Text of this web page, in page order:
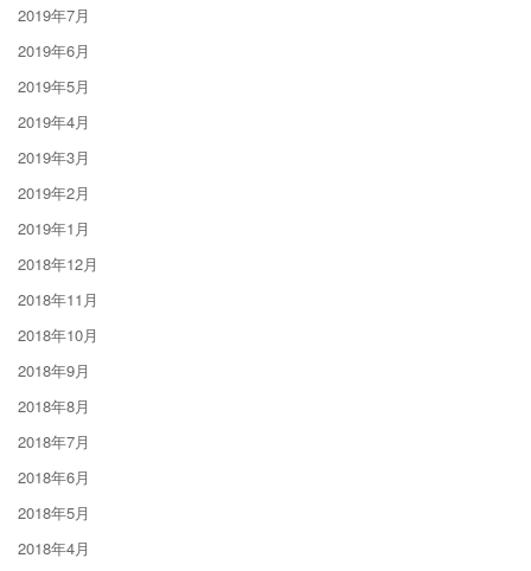
2019年7月
2019年6月
2019年5月
2019年4月
2019年3月
2019年2月
2019年1月
2018年12月
2018年11月
2018年10月
2018年9月
2018年8月
2018年7月
2018年6月
2018年5月
2018年4月